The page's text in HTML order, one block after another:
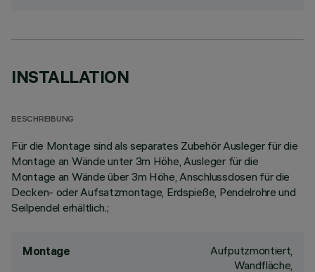
INSTALLATION
BESCHREIBUNG
Für die Montage sind als separates Zubehör Ausleger für die
Montage an Wände unter 3m Höhe, Ausleger für die
Montage an Wände über 3m Höhe, Anschlussdosen für die
Decken- oder Aufsatzmontage, Erdspieße, Pendelrohre und
Seilpendel erhältlich.;
Montage
Aufputzmontiert,
Wandfläche,